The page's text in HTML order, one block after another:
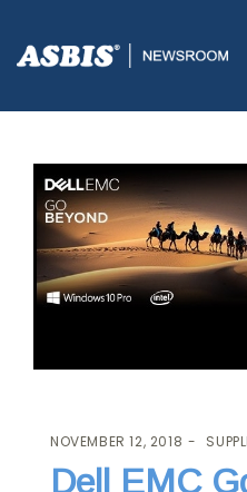
ASBIS.BA>SUPPLIERS
NOVEMBER 12, 2018
Dell EMC